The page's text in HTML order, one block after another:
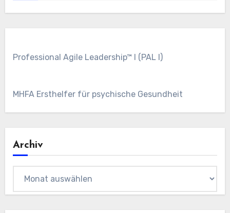
Professional Agile Leadership™ I (PAL I)
MHFA Ersthelfer für psychische Gesundheit
Archiv